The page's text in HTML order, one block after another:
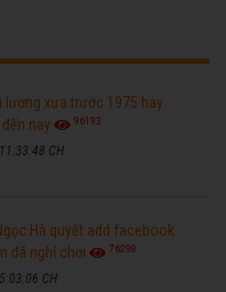
lương xưa trước 1975 hay
nay
96193
CH
Hà quyết add facebook
đã nghỉ chơi
76298
CH